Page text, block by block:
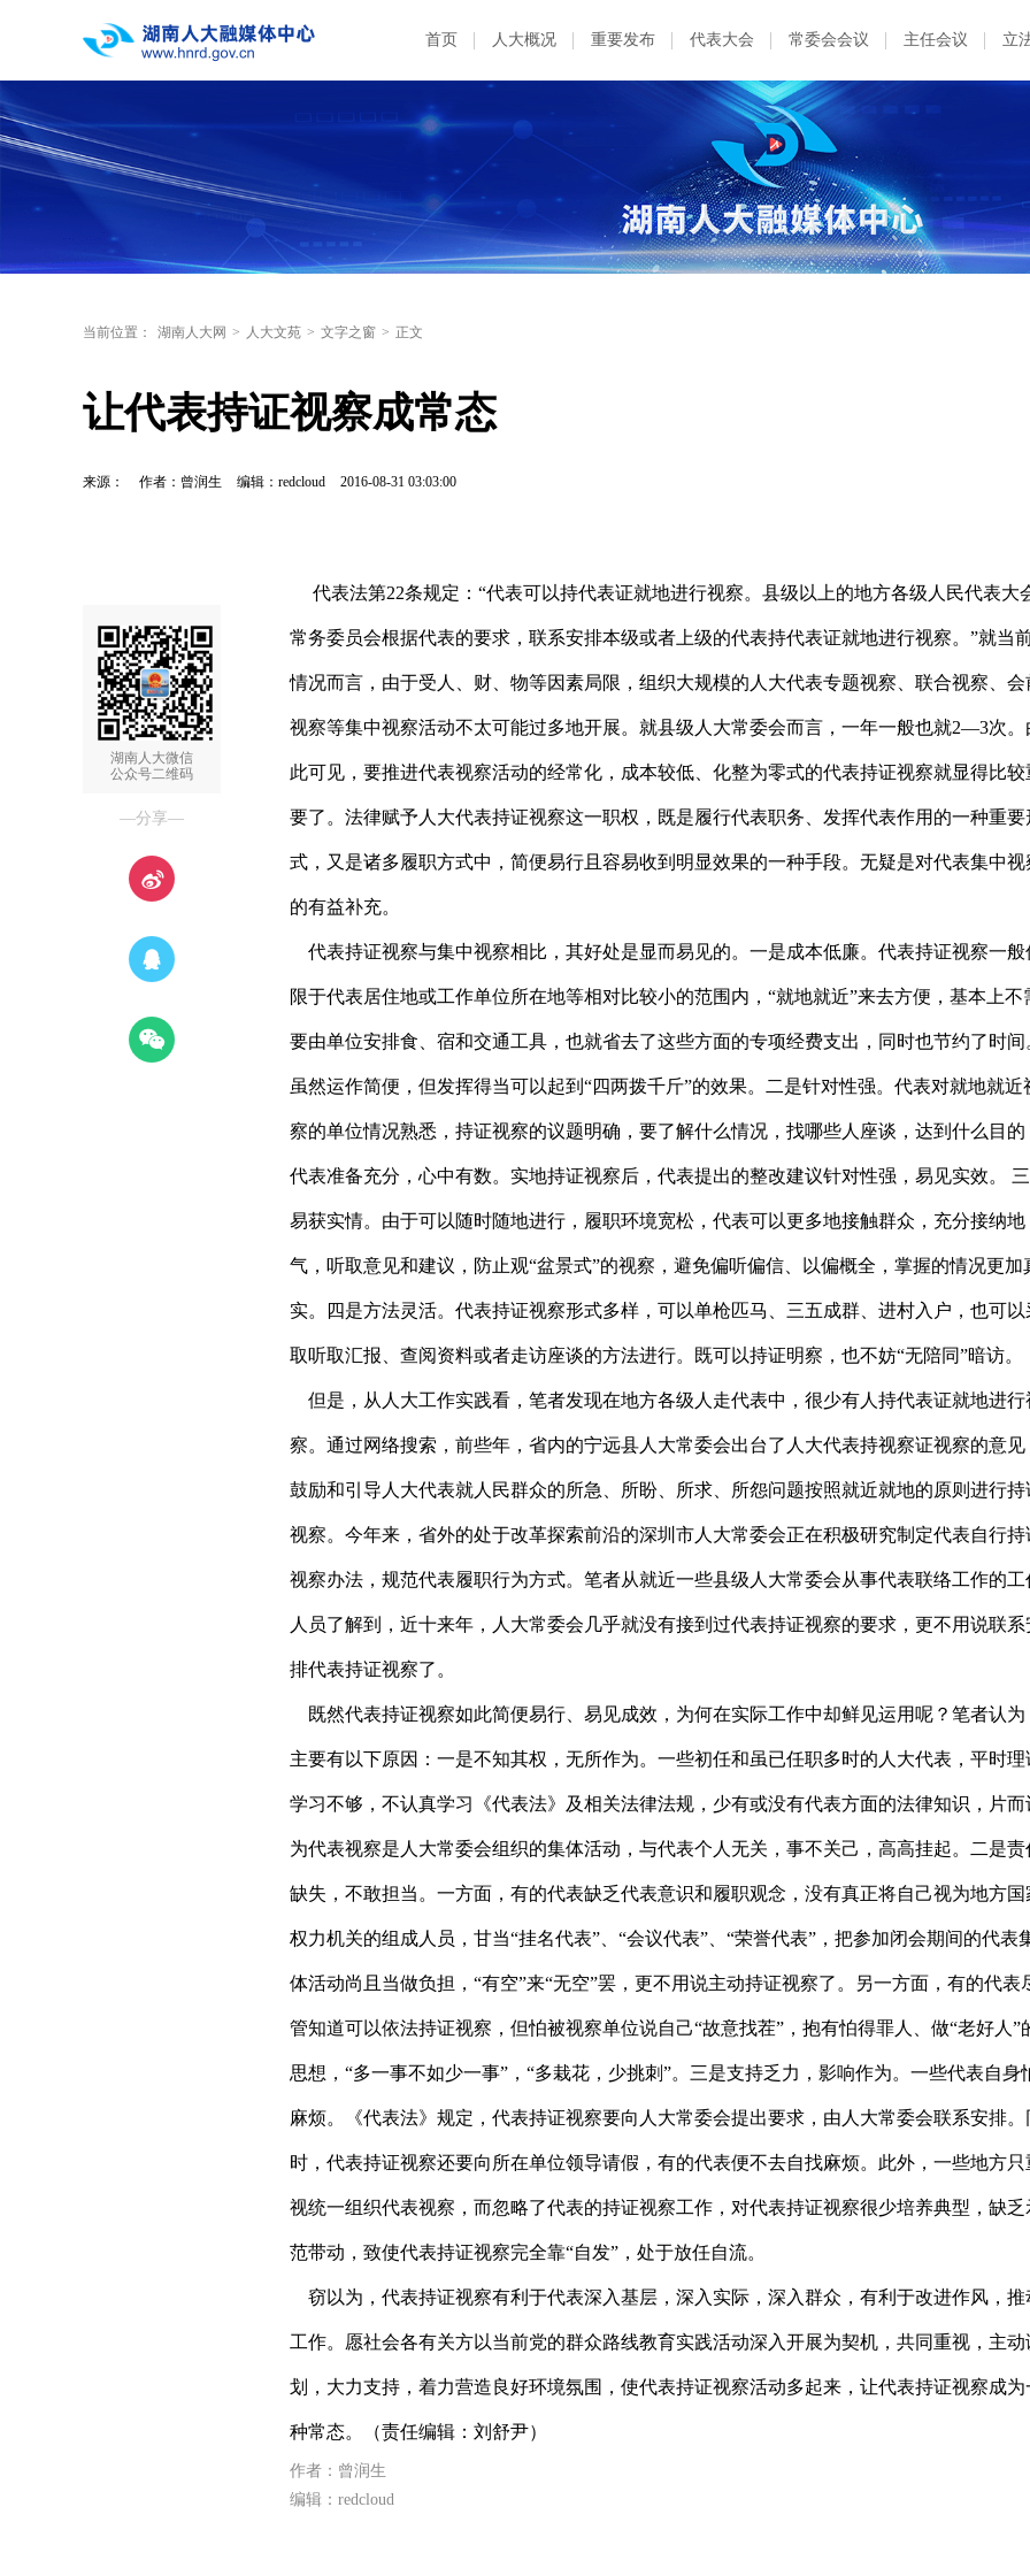
首页 人大概况 重要发布 代表大会 常委会会议 主任会议 立
当前位置： 湖南人大网 > 人大文苑 > 文字之窗 > 正文
让代表持证视察成常态
来源： 作者：曾润生 编辑：redcloud 2016-08-31 03:03:00
湖南人大微信
公众号二维码
—分享—
代表法第22条规定：“代表可以持代表证就地进行视察。县级以上的地方各级人民代表大
常务委员会根据代表的要求，联系安排本级或者上级的代表持代表证就地进行视察。”就当
情况而言，由于受人、财、物等因素局限，组织大规模的人大代表专题视察、联合视察、会
视察等集中视察活动不太可能过多地开展。就县级人大常委会而言，一年一般也就2—3次。
此可见，要推进代表视察活动的经常化，成本较低、化整为零式的代表持证视察就显得比较
要了。法律赋予人大代表持证视察这一职权，既是履行代表职务、发挥代表作用的一种重要
式，又是诸多履职方式中，简便易行且容易收到明显效果的一种手段。无疑是对代表集中视
的有益补充。
代表持证视察与集中视察相比，其好处是显而易见的。一是成本低廉。代表持证视察一般
限于代表居住地或工作单位所在地等相对比较小的范围内，“就地就近”来去方便，基本上不
要由单位安排食、宿和交通工具，也就省去了这些方面的专项经费支出，同时也节约了时间
虽然运作简便，但发挥得当可以起到“四两拨千斤”的效果。二是针对性强。代表对就地就近
察的单位情况熟悉，持证视察的议题明确，要了解什么情况，找哪些人座谈，达到什么目的
代表准备充分，心中有数。实地持证视察后，代表提出的整改建议针对性强，易见实效。
易获实情。由于可以随时随地进行，履职环境宽松，代表可以更多地接触群众，充分接纳地
气，听取意见和建议，防止观“盆景式”的视察，避免偏听偏信、以偏概全，掌握的情况更加
实。四是方法灵活。代表持证视察形式多样，可以单枪匹马、三五成群、进村入户，也可以
取听取汇报、查阅资料或者走访座谈的方法进行。既可以持证明察，也不妨“无陪同”暗访。
但是，从人大工作实践看，笔者发现在地方各级人走代表中，很少有人持代表证就地进行
察。通过网络搜索，前些年，省内的宁远县人大常委会出台了人大代表持视察证视察的意见
鼓励和引导人大代表就人民群众的所急、所盼、所求、所怨问题按照就近就地的原则进行持
视察。今年来，省外的处于改革探索前沿的深圳市人大常委会正在积极研究制定代表自行持
视察办法，规范代表履职行为方式。笔者从就近一些县级人大常委会从事代表联络工作的工
人员了解到，近十来年，人大常委会几乎就没有接到过代表持证视察的要求，更不用说联系
排代表持证视察了。
既然代表持证视察如此简便易行、易见成效，为何在实际工作中却鲜见运用呢？笔者认为
主要有以下原因：一是不知其权，无所作为。一些初任和虽已任职多时的人大代表，平时理
学习不够，不认真学习《代表法》及相关法律法规，少有或没有代表方面的法律知识，片而
为代表视察是人大常委会组织的集体活动，与代表个人无关，事不关己，高高挂起。二是责
缺失，不敢担当。一方面，有的代表缺乏代表意识和履职观念，没有真正将自己视为地方国
权力机关的组成人员，甘当“挂名代表”、“会议代表”、“荣誉代表”，把参加闭会期间的代表
体活动尚且当做负担，“有空”来“无空”罢，更不用说主动持证视察了。另一方面，有的代表
管知道可以依法持证视察，但怕被视察单位说自己“故意找茬”，抱有怕得罪人、做“老好人”
思想，“多一事不如少一事”，“多栽花，少挑刺”。三是支持乏力，影响作为。一些代表自身
麻烦。《代表法》规定，代表持证视察要向人大常委会提出要求，由人大常委会联系安排。
时，代表持证视察还要向所在单位领导请假，有的代表便不去自找麻烦。此外，一些地方只
视统一组织代表视察，而忽略了代表的持证视察工作，对代表持证视察很少培养典型，缺乏
范带动，致使代表持证视察完全靠“自发”，处于放任自流。
窃以为，代表持证视察有利于代表深入基层，深入实际，深入群众，有利于改进作风，推
工作。愿社会各有关方以当前党的群众路线教育实践活动深入开展为契机，共同重视，主动
划，大力支持，着力营造良好环境氛围，使代表持证视察活动多起来，让代表持证视察成为
种常态。（责任编辑：刘舒尹）
作者：曾润生
编辑：redcloud